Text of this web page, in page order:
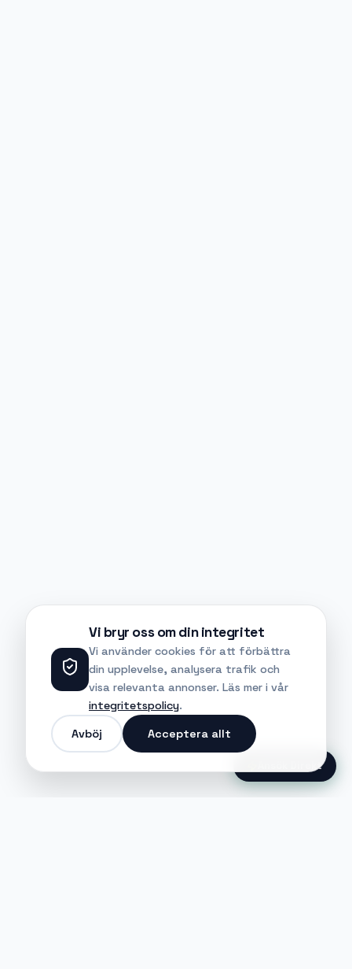
Ansök Direkt
Vi bryr oss om din integritet
Vi använder cookies för att förbättra
din upplevelse, analysera trafik och
visa relevanta annonser. Läs mer i vår
integritetspolicy.
Avböj
Acceptera allt